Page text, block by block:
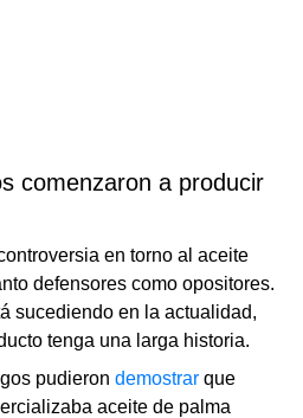
comenzaron a producir
en torno al aceite
defensores como opositores.
sucediendo en la actualidad,
tenga una larga historia.
pudieron demostrar que
aceite de palma